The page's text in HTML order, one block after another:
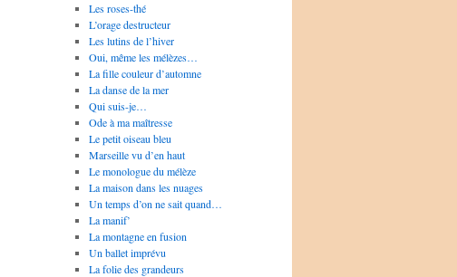
Les roses-thé
L’orage destructeur
Les lutins de l’hiver
Oui, même les mélèzes…
La fille couleur d’automne
La danse de la mer
Qui suis-je…
Ode à ma maîtresse
Le petit oiseau bleu
Marseille vu d’en haut
Le monologue du mélèze
La maison dans les nuages
Un temps d’on ne sait quand…
La manif’
La montagne en fusion
Un ballet imprévu
La folie des grandeurs